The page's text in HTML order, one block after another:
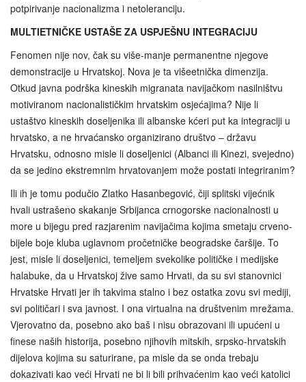
potpirivanje nacionalizma i netoleranciju.
MULTIETNIČKE USTAŠE ZA USPJEŠNU INTEGRACIJU
Fenomen nije nov, čak su više-manje permanentne njegove
demonstracije u Hrvatskoj. Nova je ta višeetnička dimenzija.
Otkud javna podrška kineskih migranata navijačkom nasilništvu
motiviranom nacionalističkim hrvatskim osjećajima? Nije li
ustaštvo kineskih doseljenika ili albanske kćeri put ka integraciji u
hrvatsko, a ne hrvaćansko organizirano društvo – državu
Hrvatsku, odnosno misle li doseljenici (Albanci ili Kinezi, svejedno)
da se jedino ekstremnim hrvatovanjem može postati integriranim?
Ili ih je tomu podučio Zlatko Hasanbegović, čiji splitski vijećnik
hvali ustrašeno skakanje Srbijanca crnogorske nacionalnosti u
more u bijegu pred razjarenim navijačima kojima smetaju crveno-
bijele boje kluba uglavnom pročetničke beogradske čaršije. To
jest, misle li doseljenici, temeljem svekolike političke i medijske
halabuke, da u Hrvatskoj žive samo Hrvati, da su svi stanovnici
Hrvatske Hrvati jer ih takvima stalno i bez ostatka zovu svi mediji,
svi političari i sva javnost. I ona virtualna na društvenim mrežama.
Vjerovatno da, posebno ako baš i nisu obrazovani ili upućeni u
finese naših historija, posebno njihovih mitskih, srpsko-hrvatskih
dijelova kojima su saturirane, pa misle da se onda trebaju
dokazivati kao veći Hrvati ne bi li bili prihvaćenim kao veći katolici